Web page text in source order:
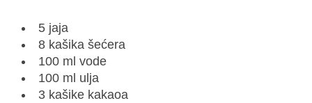
5 jaja
8 kašika šećera
100 ml vode
100 ml ulja
3 kašike kakaoa